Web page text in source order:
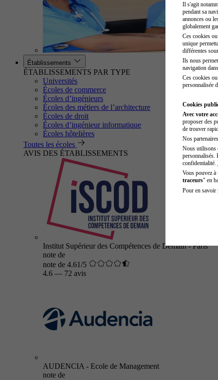
Établissements
ÉTABLISSEMENTS PAR TYPE
Universités
Écoles de commerce
Écoles d’ingénieurs
Écoles des métiers de l’architecture
Écoles de droit
Écoles d’ingénieur informatique
Écoles hôtelières
Toutes les écoles
AVIS DES ÉTABLISSEMENTS
Institut Supérieur des Compétences de Demain - Paris
note de
note de 4.61/5
4.6 — 72 avis
AUDENCIA - Ecole de Management
note de
Il s'agit
pendant sa
annonces ou
globalement
Ces cookies
unique
différentes
Ils nous
navigation
Ces cookies
personnalisée
Cookies
Avec votre
proposer des
de trouver
Nos
Nous utilisons
personnalisés.
confidentialité.
Vous pouvez
traceurs" en
Pour en